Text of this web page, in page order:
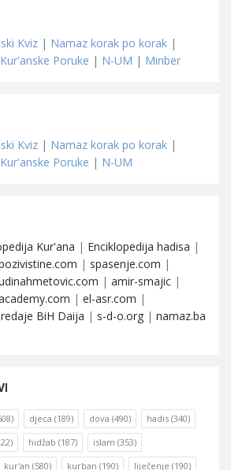
Kviz | Namaz korak po korak |
Kur'anske Poruke | N-UM | Minber
Kviz | Namaz korak po korak |
Kur'anske Poruke | N-UM
Kur'ana | Enciklopedija hadisa |
| spasenje.com |
| amir-smajic |
| el-asr.com |
BiH Daija | s-d-o.org | namaz.ba
djeca (189) dova (490) hadis (340)
hidžab (187) islam (353)
kur'an (580) kurban (190) liječenje (190)